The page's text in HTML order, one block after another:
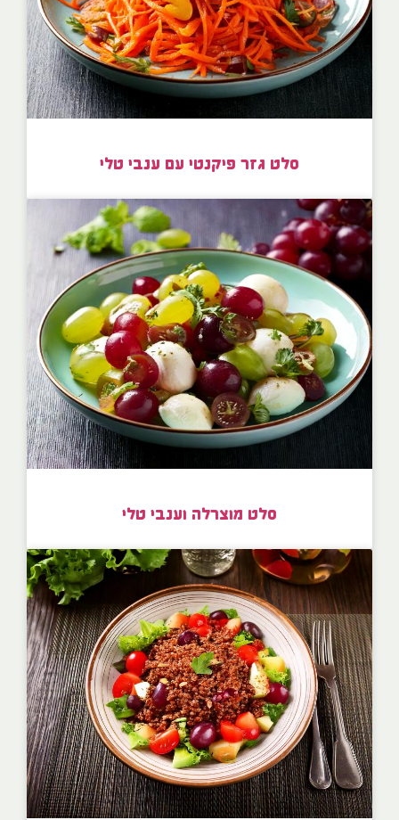
סלט גזר פיקנטי עם ענבי טלי
סלט מוצרלה וענבי טלי